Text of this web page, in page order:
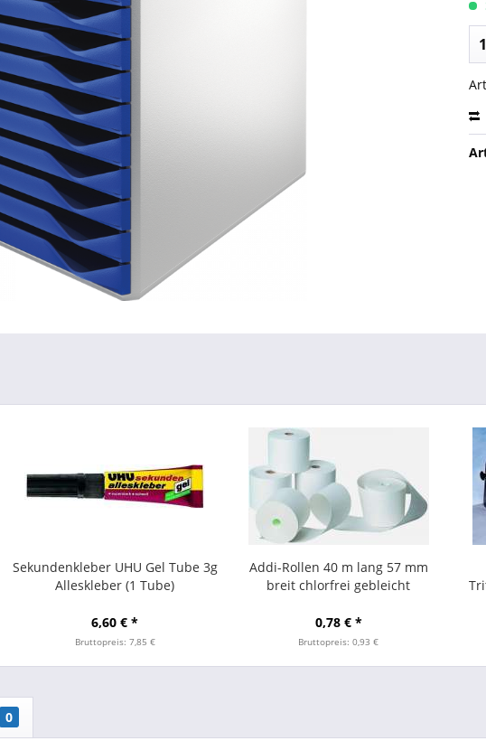
Sekundenkleber UHU Gel Tube 3g
Alleskleber (1 Tube)
6,60 € *
Bruttopreis: 7,85 €
Addi-Rollen 40 m lang 57 mm
breit chlorfrei gebleicht
0,78 € *
Bruttopreis: 0,93 €
0